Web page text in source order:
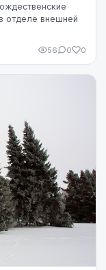
отделе внешней
56 0 0